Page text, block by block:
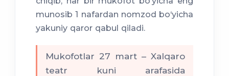
munosib 1 nafardan nomzod bo‘yicha
yakuniy qaror qabul qiladi.
Mukofotlar 27 mart – Xalqaro
teatr kuni arafasida